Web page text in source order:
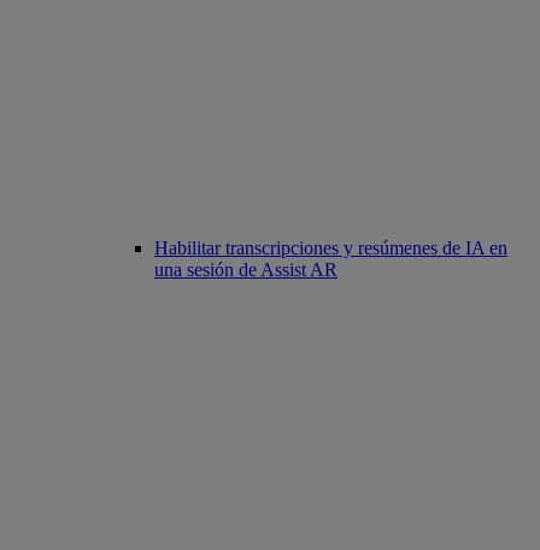
Habilitar transcripciones y resúmenes de IA en
una sesión de Assist AR